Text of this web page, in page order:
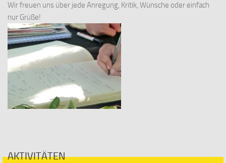
Wir freuen uns über jede Anregung, Kritik, Wünsche oder einfach
nur Grüße!
AKTIVITÄTEN